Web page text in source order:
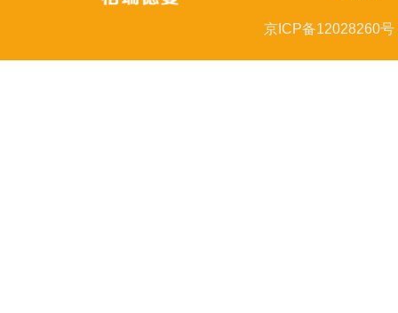
京ICP备12028260号